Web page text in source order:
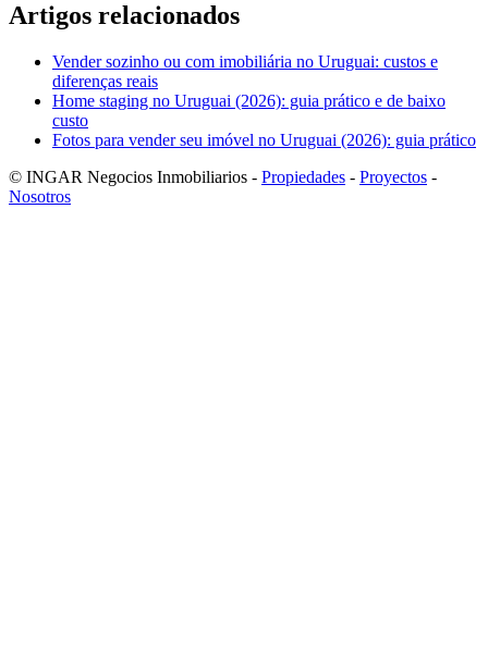
Artigos relacionados
Vender sozinho ou com imobiliária no Uruguai: custos e
diferenças reais
Home staging no Uruguai (2026): guia prático e de baixo
custo
Fotos para vender seu imóvel no Uruguai (2026): guia prático
© INGAR Negocios Inmobiliarios - Propiedades - Proyectos -
Nosotros